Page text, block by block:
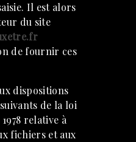
Il est alors
du site
de fournir ces
dispositions
de la loi
relative à
fichiers et aux